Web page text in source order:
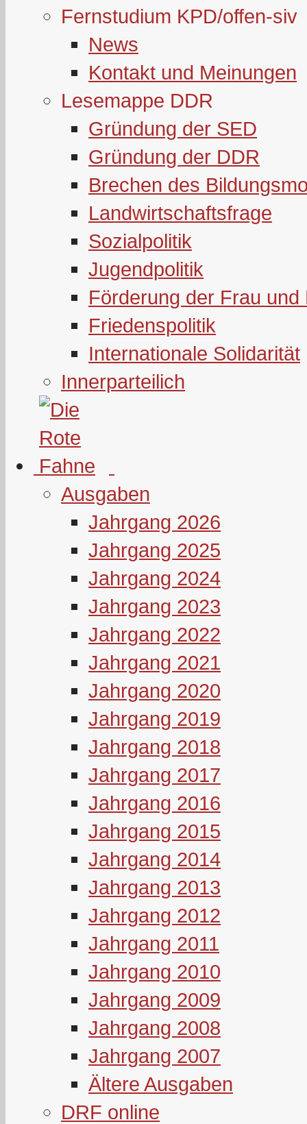
Fernstudium KPD/offen-siv
News
Kontakt und Meinungen
Lesemappe DDR
Gründung der SED
Gründung der DDR
Brechen des
Landwirtschaftsfrage
Sozialpolitik
Jugendpolitik
Förderung der Frau und
Friedenspolitik
Internationale Solidarität
Innerparteilich
Ausgaben
Jahrgang 2026
Jahrgang 2025
Jahrgang 2024
Jahrgang 2023
Jahrgang 2022
Jahrgang 2021
Jahrgang 2020
Jahrgang 2019
Jahrgang 2018
Jahrgang 2017
Jahrgang 2016
Jahrgang 2015
Jahrgang 2014
Jahrgang 2013
Jahrgang 2012
Jahrgang 2011
Jahrgang 2010
Jahrgang 2009
Jahrgang 2008
Jahrgang 2007
Ältere Ausgaben
DRF online